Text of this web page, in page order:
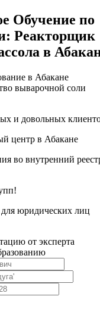
Обучение по
Реакторщик
в
в Абакане
выварочной соли
и довольных
центр в Абакане
во внутренний
юридических лиц
от эксперта